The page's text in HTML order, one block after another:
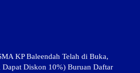
KP Baleendah Telah di Buka,
Diskon 10%) Buruan Daftar